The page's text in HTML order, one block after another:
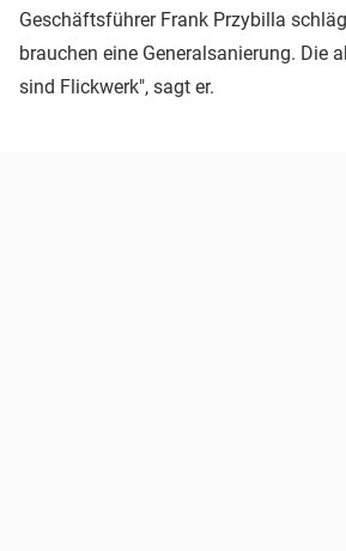
Geschäftsführer Frank Przybilla
brauchen eine Generalsanierung. Die
sind Flickwerk", sagt er.